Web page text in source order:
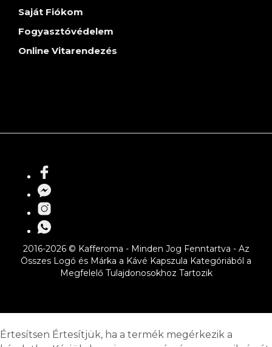
Saját Fiókom
Fogyasztóvédelem
Online Vitarendezés
2016-2026 © Kafferoma - Minden Jog Fenntartva - Az
Összes Logó és Márka a Kávé Kapszula Kategóriából a
Megfelelő Tulajdonosokhoz Tartozik
Értesítsen Értesítjük, ha a termék megérkezik a